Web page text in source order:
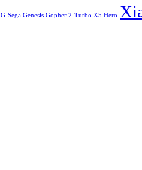
Sega Genesis Gopher 2 Turbo X5 Hero